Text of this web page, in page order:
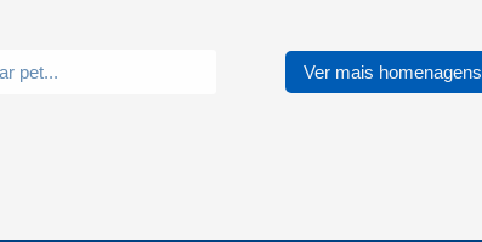
Ver mais homenagens